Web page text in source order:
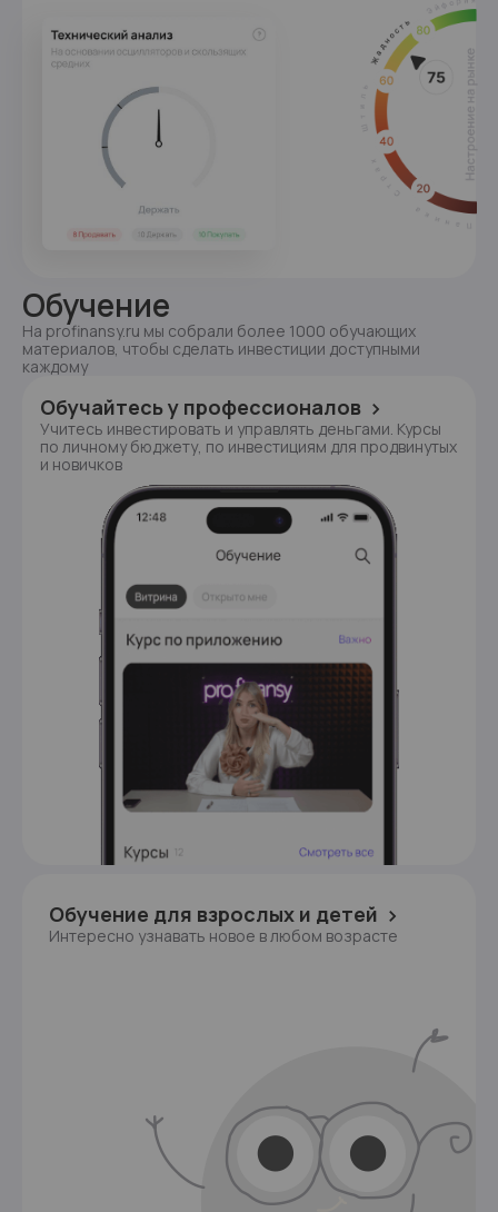
Обучение
На profinansy.ru мы собрали более 1000 обучающих
материалов, чтобы сделать инвестиции доступными
каждому
Обучайтесь у профессионалов
Учитесь инвестировать и управлять деньгами. Курсы
по личному бюджету, по инвестициям для продвинутых
и новичков
Обучение для взрослых и детей
Интересно узнавать новое в любом возрасте